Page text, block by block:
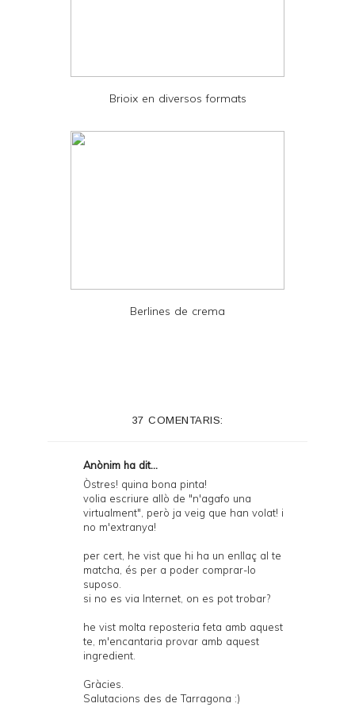
Brioix en diversos formats
Berlines de crema
37 COMENTARIS:
Anònim ha dit...
Òstres! quina bona pinta!
volia escriure allò de "n'agafo una
virtualment", però ja veig que han volat! i
no m'extranya!
per cert, he vist que hi ha un enllaç al te
matcha, és per a poder comprar-lo
suposo.
si no es via Internet, on es pot trobar?
he vist molta reposteria feta amb aquest
te, m'encantaria provar amb aquest
ingredient.
Gràcies.
Salutacions des de Tarragona :)